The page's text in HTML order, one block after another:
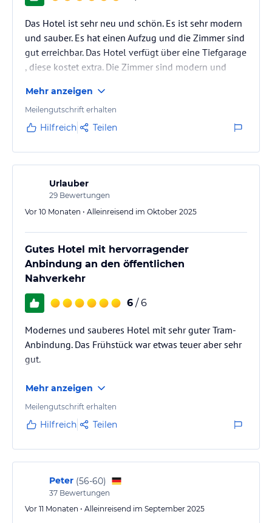
Das Hotel ist sehr neu und schön. Es ist sehr modern
und sauber. Es hat einen Aufzug und die Zimmer sind
gut erreichbar. Das Hotel verfügt über eine Tiefgarage
, diese kostet extra. Die Zimmer sind modern und
Mehr anzeigen
Meilengutschrift erhalten
Hilfreich Teilen
Urlauber
29 Bewertungen
Vor 10 Monaten • Alleinreisend im Oktober 2025
Gutes Hotel mit hervorragender
Anbindung an den öffentlichen
Nahverkehr
6 / 6
Modernes und sauberes Hotel mit sehr guter Tram-
Anbindung. Das Frühstück war etwas teuer aber sehr
gut.
Mehr anzeigen
Meilengutschrift erhalten
Hilfreich Teilen
Peter (56-60)
37 Bewertungen
Vor 11 Monaten • Alleinreisend im September 2025